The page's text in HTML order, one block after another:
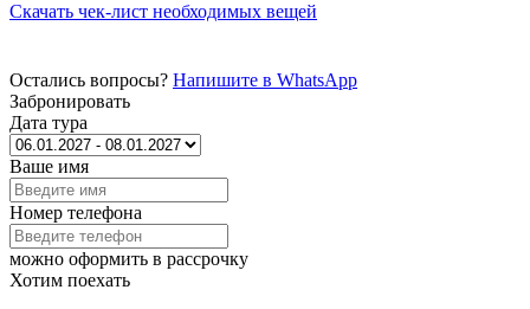
Скачать чек-лист необходимых вещей
Забронировать
Дата тура
Ваше имя
Номер телефона
можно оформить в рассрочку
Хотим поехать
Остались вопросы? Напишите в WhatsApp